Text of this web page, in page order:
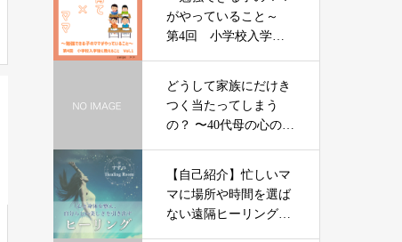
がやっていること～
第4回 小学校入学後
どうして家族にだけき
つく当たってしまう
の？ 〜40代母の心の
【自己紹介】忙しいマ
マに場所や時間を選ば
ない遠隔ヒーリングを